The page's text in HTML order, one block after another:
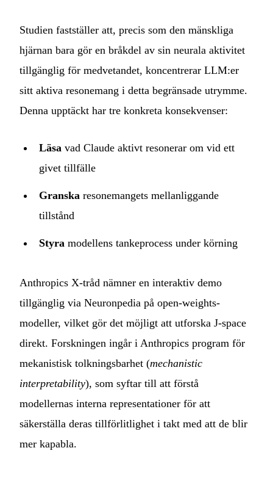
Studien fastställer att, precis som den mänskliga
hjärnan bara gör en bråkdel av sin neurala aktivitet
tillgänglig för medvetandet, koncentrerar LLM:er
sitt aktiva resonemang i detta begränsade utrymme.
Denna upptäckt har tre konkreta konsekvenser:
Läsa vad Claude aktivt resonerar om vid ett
givet tillfälle
Granska resonemangets mellanliggande
tillstånd
Styra modellens tankeprocess under körning
Anthropics X-tråd nämner en interaktiv demo
tillgänglig via Neuronpedia på open-weights-
modeller, vilket gör det möjligt att utforska J-space
direkt. Forskningen ingår i Anthropics program för
mekanistisk tolkningsbarhet (mechanistic
interpretability), som syftar till att förstå
modellernas interna representationer för att
säkerställa deras tillförlitlighet i takt med att de blir
mer kapabla.